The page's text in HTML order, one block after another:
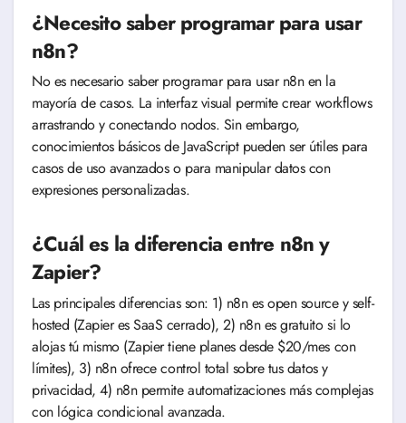
¿Necesito saber programar para usar
n8n?
No es necesario saber programar para usar n8n en la
mayoría de casos. La interfaz visual permite crear workflows
arrastrando y conectando nodos. Sin embargo,
conocimientos básicos de JavaScript pueden ser útiles para
casos de uso avanzados o para manipular datos con
expresiones personalizadas.
¿Cuál es la diferencia entre n8n y
Zapier?
Las principales diferencias son: 1) n8n es open source y self-
hosted (Zapier es SaaS cerrado), 2) n8n es gratuito si lo
alojas tú mismo (Zapier tiene planes desde $20/mes con
límites), 3) n8n ofrece control total sobre tus datos y
privacidad, 4) n8n permite automatizaciones más complejas
con lógica condicional avanzada.